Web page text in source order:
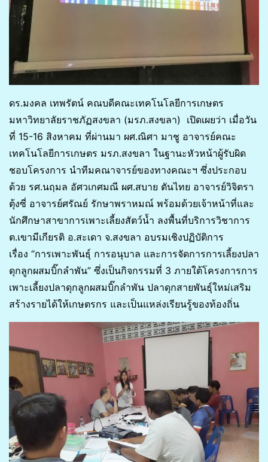
ดร.มงคล เทพรัตน์ คณบดีคณะเทคโนโลยีการเกษตร
มหาวิทยาลัยราชภัฏสงขลา (มรภ.สงขลา) เปิดเผยว่า เมื่อวัน
ที่ 15-16 สิงหาคม ที่ผ่านมา ผศ.ณิศา มาชู อาจารย์คณะ
เทคโนโลยีการเกษตร มรภ.สงขลา ในฐานะหัวหน้าผู้รับผิด
ชอบโครงการ นำทีมคณาจารย์ของทางคณะฯ ซึ่งประกอบ
ด้วย รศ.นฤมล อัศวเกศมณี ผศ.สบาย ตันไทย อาจารย์วิจิตรา
ตุ้งซี่ อาจารย์ศรัณย์ รักษาพราหมณ์ พร้อมด้วยเจ้าหน้าที่และ
นักศึกษาสาขาการเพาะเลี้ยงสัตว์น้ำ ลงพื้นที่บริการวิชาการ
ต.เขามีเกียรติ อ.สะเดา จ.สงขลา อบรมเชิงปฏิบัติการ
เรื่อง “การเพาะพันธุ์ การอนุบาล และการจัดการการเลี้ยงปลา
ดุกลูกผสมบิ๊กลำพัน” ซึ่งเป็นกิจกรรมที่ 3 ภายใต้โครงการการ
เพาะเลี้ยงปลาดุกลูกผสมบิ๊กลำพัน ปลาดุกสายพันธุ์ใหม่เสริม
สร้างรายได้ให้เกษตรกร และเป็นแหล่งเรียนรู้ของท้องถิ่น